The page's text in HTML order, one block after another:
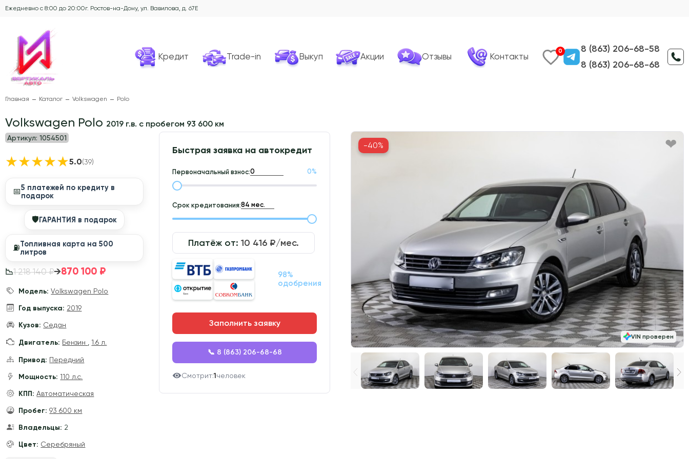
Ежедневно с 8:00 до 20:00г. Ростов-на-Дону, ул. Вавилова, д. 67Е
Кредит Trade-in Выкуп Акции Отзывы Контакты
0
8 (863) 206-68-58
8 (863) 206-68-68
Главная Каталог Volkswagen Polo
Volkswagen Polo 2019 г.в. с пробегом 93 600 км
Артикул: 1054501
★★★★★5.0(39)
📅5 платежей по кредиту в
подарок
🛡ГАРАНТИЯ в подарок
⛽️Топливная карта на 500
литров
📉1 218 140 ₽→870 100 ₽
Модель: Volkswagen Polo
Год выпуска: 2019
Кузов: Седан
Двигатель: Бензин ,1.6 л.
Привод: Передний
Мощность: 110 л.с.
КПП: Автоматическая
Пробег: 93 600 км
Владельцы: 2
Цвет: Серебряный
Быстрая заявка на автокредит
Первоначальный взнос: 0%
Срок кредитования:
Платёж от: 10 416 ₽/мес.
98%
одобрения
Заполнить заявку
📞 8 (863) 206-68-68
Смотрит:1человек
VIN проверен
-40%